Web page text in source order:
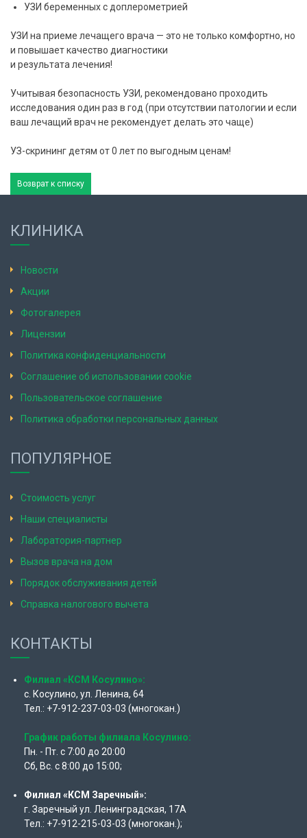
УЗИ беременных с доплерометрией
УЗИ на приеме лечащего врача — это не только комфортно, но
и повышает качество диагностики
и результата лечения!
Учитывая безопасность УЗИ, рекомендовано проходить
исследования один раз в год (при отсутствии патологии и если
ваш лечащий врач не рекомендует делать это чаще)
УЗ-скрининг детям от 0 лет по выгодным ценам!
Возврат к списку
КЛИНИКА
Новости
Акции
Фотогалерея
Лицензии
Политика конфиденциальности
Соглашение об использовании cookie
Пользовательское соглашение
Политика обработки персональных данных
ПОПУЛЯРНОЕ
Стоимость услуг
Наши специалисты
Лаборатория-партнер
Вызов врача на дом
Порядок обслуживания детей
Справка налогового вычета
КОНТАКТЫ
Филиал «КСМ Косулино»:
с. Косулино, ул. Ленина, 64
Тел.: +7-912-237-03-03 (многокан.)
График работы филиала Косулино:
Пн. - Пт. с 7:00 до 20:00
Сб, Вс. с 8:00 до 15:00;
Филиал «КСМ Заречный»:
г. Заречный ул. Ленинградская, 17А
Тел.: +7-912-215-03-03 (многокан.);